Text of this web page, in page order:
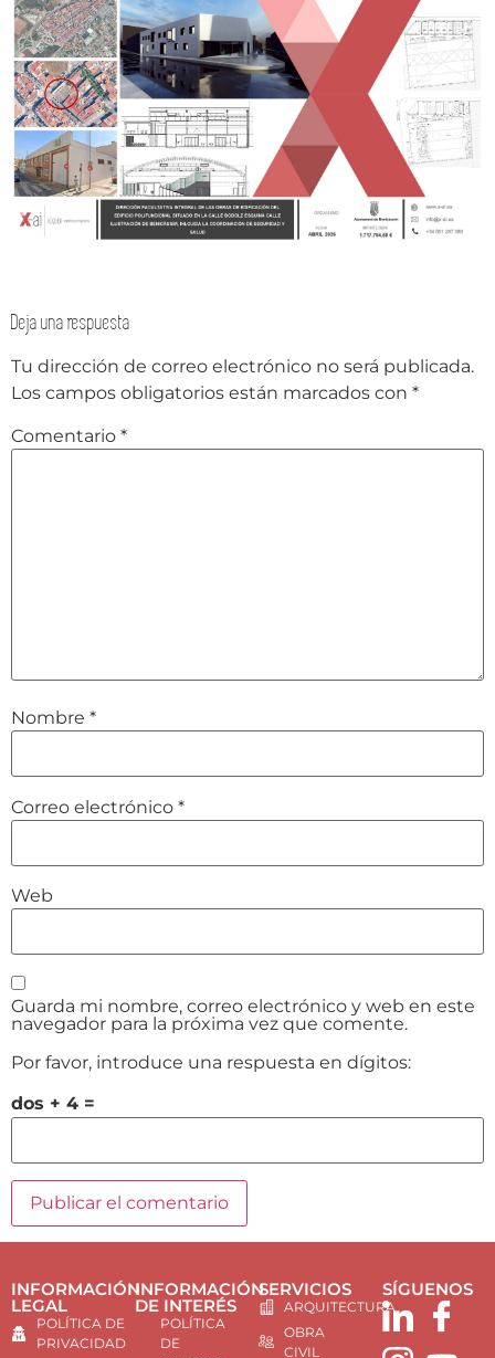
Deja una respuesta
Tu dirección de correo electrónico no será publicada.
Los campos obligatorios están marcados con *
Comentario *
Nombre *
Correo electrónico *
Web
Guarda mi nombre, correo electrónico y web en este
navegador para la próxima vez que comente.
Por favor, introduce una respuesta en dígitos:
dos + 4 =
INFORMACIÓN
LEGAL
POLÍTICA DE
PRIVACIDAD
INFORMACIÓN
DE INTERÉS
POLÍTICA
DE
SERVICIOS
ARQUITECTURA
OBRA
CIVIL
SÍGUENOS